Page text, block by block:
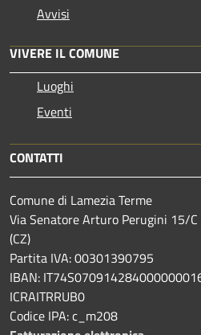
Avvisi
VIVERE IL COMUNE
Luoghi
Eventi
CONTATTI
Comune di Lamezia Terme
Via Senatore Arturo Perugini 15/
(CZ)
Partita IVA: 00301390795
IBAN:
ICRAITRRUB0
Codice IPA: c_m208